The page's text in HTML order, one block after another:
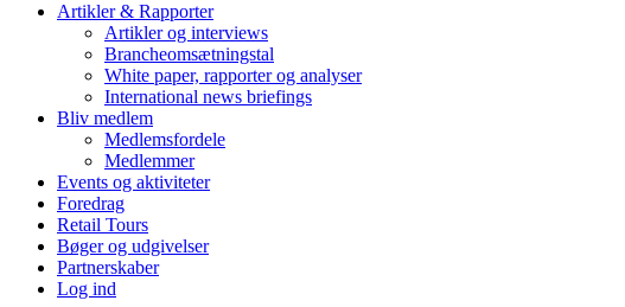
Artikler & Rapporter
Artikler og interviews
Brancheomsætningstal
White paper, rapporter og analyser
International news briefings
Bliv medlem
Medlemsfordele
Medlemmer
Events og aktiviteter
Foredrag
Retail Tours
Bøger og udgivelser
Partnerskaber
Log ind